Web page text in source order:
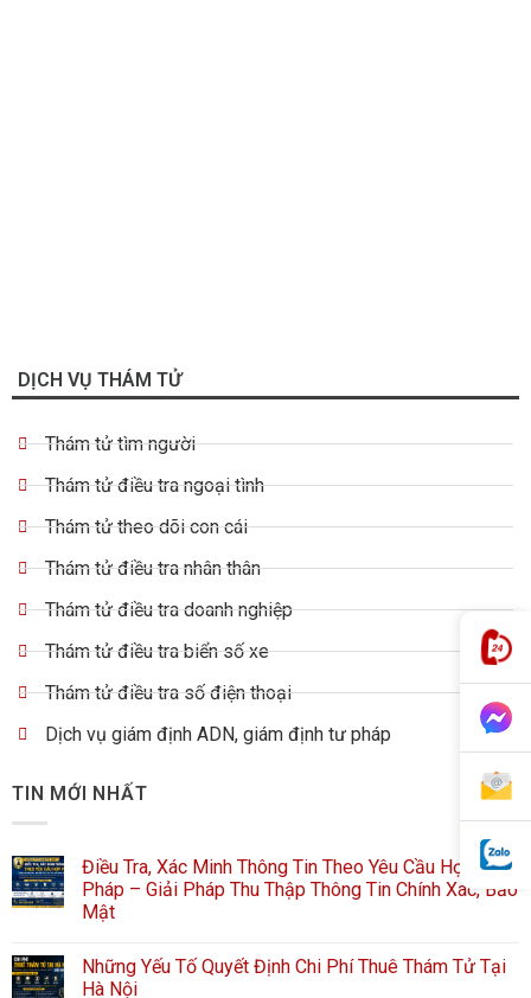
DỊCH VỤ THÁM TỬ
Thám tử tìm người
Thám tử điều tra ngoại tình
Thám tử theo dõi con cái
Thám tử điều tra nhân thân
Thám tử điều tra doanh nghiệp
Thám tử điều tra biển số xe
Thám tử điều tra số điện thoại
Dịch vụ giám định ADN, giám định tư pháp
TIN MỚI NHẤT
Điều Tra, Xác Minh Thông Tin Theo Yêu Cầu Hợp
Pháp – Giải Pháp Thu Thập Thông Tin Chính Xác, Bảo
Mật
Những Yếu Tố Quyết Định Chi Phí Thuê Thám Tử Tại
Hà Nội